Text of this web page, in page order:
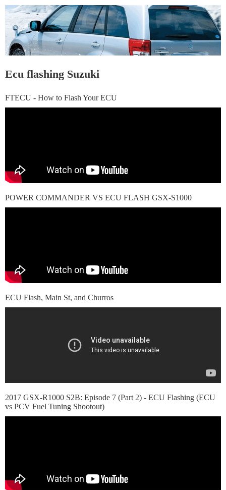
Ecu flashing Suzuki
FTECU - How to Flash Your ECU
POWER COMMANDER VS ECU FLASH GSX-S1000
ECU Flash, Main St, and Churros
2017 GSX-R1000 S2B: Episode 7 (Part 2) - ECU Flashing (ECU
vs PCV Fuel Tuning Shootout)